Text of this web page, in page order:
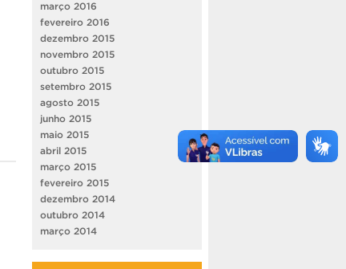
março 2016
fevereiro 2016
dezembro 2015
novembro 2015
outubro 2015
setembro 2015
agosto 2015
junho 2015
maio 2015
abril 2015
março 2015
fevereiro 2015
dezembro 2014
outubro 2014
março 2014